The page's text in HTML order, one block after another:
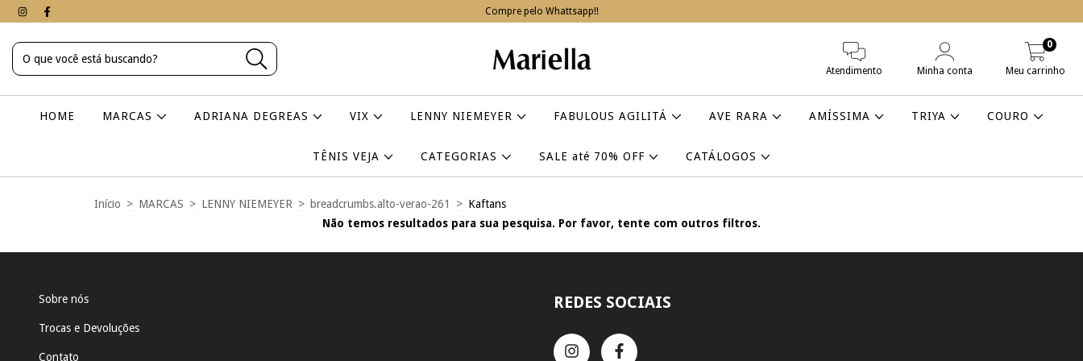
Compre pelo Whattsapp!!
Atendimento Minha conta Meu carrinho
0
HOME MARCAS ADRIANA DEGREAS VIX LENNY NIEMEYER FABULOUS AGILITÁ AVE RARA AMÍSSIMA TRIYA COURO
TÊNIS VEJA CATEGORIAS SALE até 70% OFF CATÁLOGOS
Início > MARCAS > LENNY NIEMEYER > breadcrumbs.alto-verao-261 > Kaftans
Não temos resultados para sua pesquisa. Por favor, tente com outros filtros.
Sobre nós
Trocas e Devoluções
Contato
REDES SOCIAIS